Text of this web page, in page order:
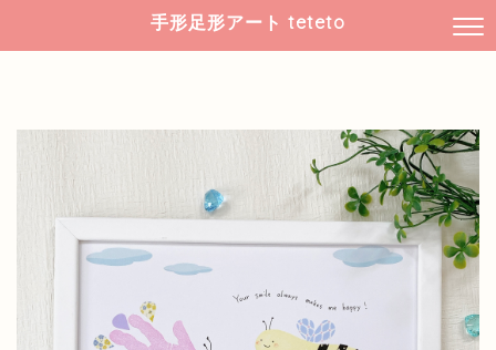
手形足形アート teteto